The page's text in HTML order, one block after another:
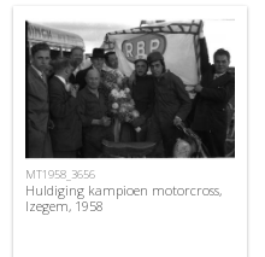
MT1958_3656
Huldiging kampioen motorcross,
Izegem, 1958